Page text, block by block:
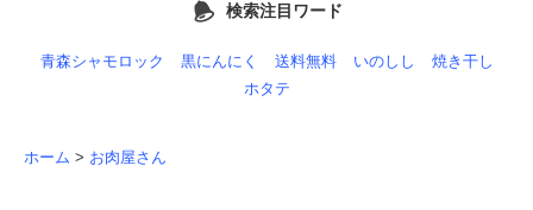
検索注目ワード
青森シャモロック 黒にんにく 送料無料 いのしし
焼き干し
ホタテ
ホーム > お肉屋さん